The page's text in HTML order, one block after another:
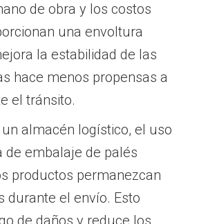
de obra y los costos
una envoltura
la estabilidad de las
hace menos propensas a
el tránsito.
almacén logístico, el uso
de embalaje de palés
productos permanezcan
durante el envío. Esto
de daños y reduce los